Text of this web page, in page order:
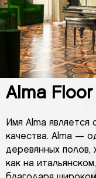
Alma Floor
Имя Alma является
качества. Alma —
деревянных
как на